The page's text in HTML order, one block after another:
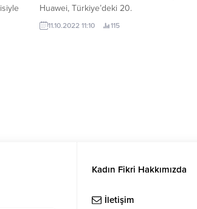
Huawei, Türkiye’deki 20.
11.10.2022 11:10 115
Kadın Fikri Hakkımızda
İletişim